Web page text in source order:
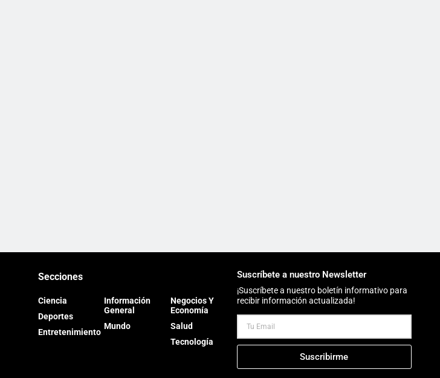
Secciones
Ciencia
Deportes
Entretenimiento
Información
General
Mundo
Negocios Y
Economía
Salud
Tecnología
Suscríbete a nuestro Newsletter
¡Suscríbete a nuestro boletín informativo para
recibir información actualizada!
Suscribirme